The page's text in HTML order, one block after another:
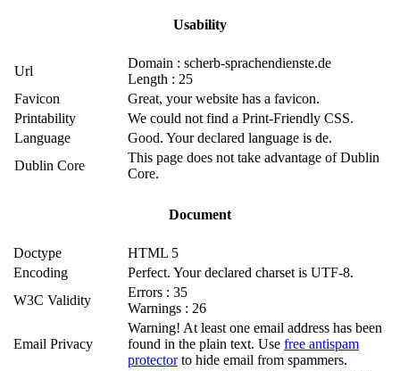
Usability
Url
Domain : scherb-sprachendienste.de
Length : 25
Favicon
Great, your website has a favicon.
Printability
We could not find a Print-Friendly CSS.
Language
Good. Your declared language is de.
Dublin Core
This page does not take advantage of Dublin
Core.
Document
Doctype
HTML 5
Encoding
Perfect. Your declared charset is UTF-8.
W3C Validity
Errors : 35
Warnings : 26
Email Privacy
Warning! At least one email address has been
found in the plain text. Use free antispam
protectorto hide email from spammers.